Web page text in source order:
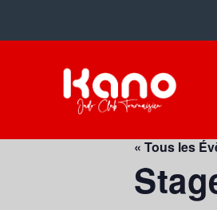
« Tous les